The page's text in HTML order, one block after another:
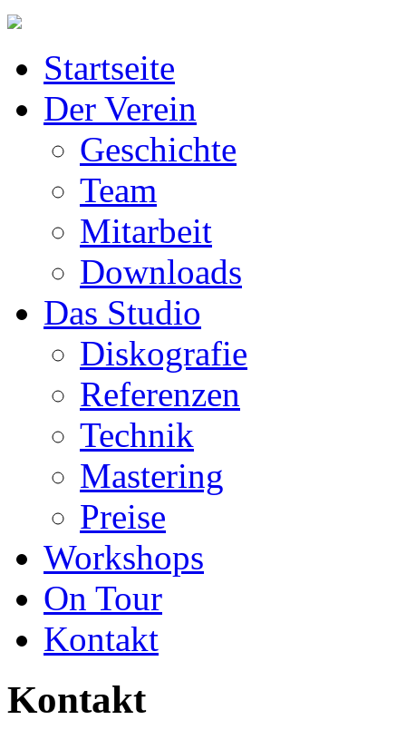
Startseite
Der Verein
Geschichte
Team
Mitarbeit
Downloads
Das Studio
Diskografie
Referenzen
Technik
Mastering
Preise
Workshops
On Tour
Kontakt
Kontakt